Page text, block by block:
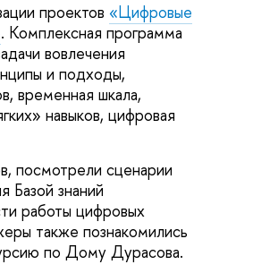
проектов «Цифровые
. Комплексная программа
вовлечения
и подходы,
временная шкала,
навыков, цифровая
посмотрели сценарии
Базой знаний
работы цифровых
также познакомились
по Дому Дурасова.